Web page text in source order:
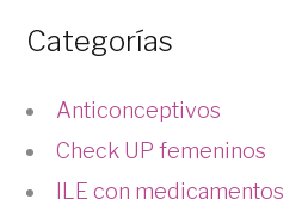
Categorías
Anticonceptivos
Check UP femeninos
ILE con medicamentos